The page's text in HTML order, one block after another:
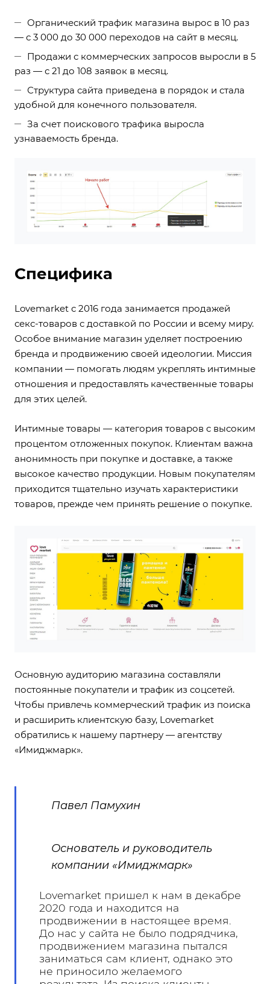
Органический трафик магазина вырос в 10 раз
— с 3 000 до 30 000 переходов на сайт в месяц.
Продажи с коммерческих запросов выросли в 5
раз — с 21 до 108 заявок в месяц.
Структура сайта приведена в порядок и стала
удобной для конечного пользователя.
За счет поискового трафика выросла
узнаваемость бренда.
Специфика
Lovemarket с 2016 года занимается продажей
секс-товаров с доставкой по России и всему миру.
Особое внимание магазин уделяет построению
бренда и продвижению своей идеологии. Миссия
компании — помогать людям укреплять интимные
отношения и предоставлять качественные товары
для этих целей.
Интимные товары — категория товаров с высоким
процентом отложенных покупок. Клиентам важна
анонимность при покупке и доставке, а также
высокое качество продукции. Новым покупателям
приходится тщательно изучать характеристики
товаров, прежде чем принять решение о покупке.
Основную аудиторию магазина составляли
постоянные покупатели и трафик из соцсетей.
Чтобы привлечь коммерческий трафик из поиска
и расширить клиентскую базу, Lovemarket
обратились к нашему партнеру — агентству
«Имиджмарк».
Павел Памухин
Основатель и руководитель
компании «Имиджмарк»
Lovemarket пришел к нам в декабре
2020 года и находится на
продвижении в настоящее время.
До нас у сайта не было подрядчика,
продвижением магазина пытался
заниматься сам клиент, однако это
не приносило желаемого